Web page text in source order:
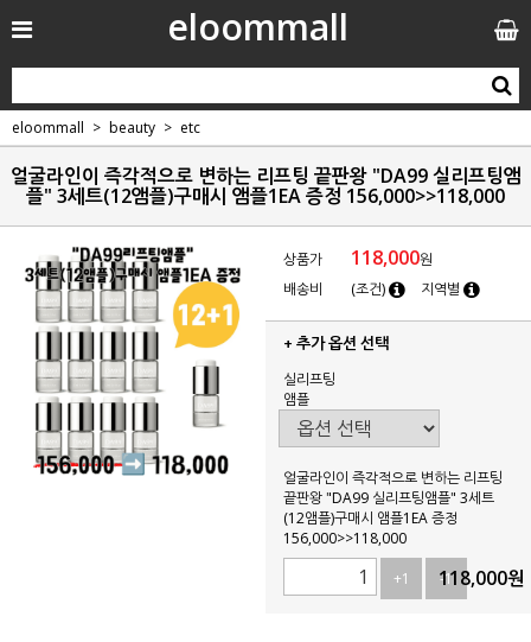
eloommall
eloommall beauty etc
얼굴라인이 즉각적으로 변하는 리프팅 끝판왕 "DA99 실리프팅앰
플" 3세트(12앰플)구매시 앰플1EA 증정 156,000>>118,000
상품가 118,000원
배송비
(조건) 지역별
+ 추가 옵션 선택
실리프팅
앰플
얼굴라인이 즉각적으로 변하는 리프팅
끝판왕 "DA99 실리프팅앰플" 3세트
(12앰플)구매시 앰플1EA 증정
156,000>>118,000
+1
-1
118,000원